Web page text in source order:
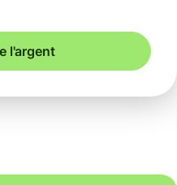
l'argent